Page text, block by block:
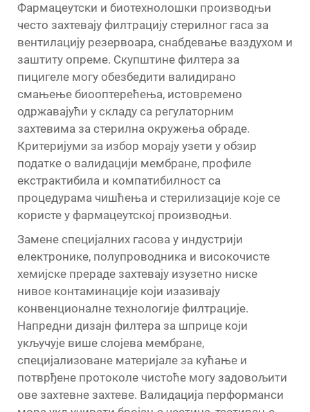
Фармацеутски и биотехнолошки производњи
често захтевају филтрацију стерилног гаса за
вентилацију резервоара, снабдевање ваздухом и
заштиту опреме. Скупштине филтера за
пицигеле могу обезбедити валидирано
смањење биооптерећења, истовремено
одржавајући у складу са регулаторним
захтевима за стерилна окружења обраде.
Критеријуми за избор морају узети у обзир
податке о валидацији мембране, профиле
екстрактибила и компатибилност са
процедурама чишћења и стерилизације које се
користе у фармацеутској производњи.
Замене специјалних гасова у индустрији
електронике, полупроводника и високочисте
хемијске прераде захтевају изузетно ниске
нивое контаминације који изазивају
конвенционалне технологије филтрације.
Напредни дизајн филтера за шприце који
укључује више слојева мембране,
специјализоване материјале за кућање и
потврђене протоколе чистоће могу задовољити
ове захтевне захтеве. Валидација перформанси